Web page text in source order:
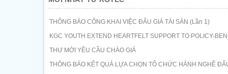
THÔNG BÁO CÔNG KHAI VIỆC ĐẤU GIÁ TÀI SẢN (Lần 1)
KGC YOUTH EXTEND HEARTFELT SUPPORT TO POLICY-
THƯ MỜI YÊU CẦU CHÀO GIÁ
THÔNG BÁO KẾT QUẢ LỰA CHỌN TỔ CHỨC HÀNH NGHỀ